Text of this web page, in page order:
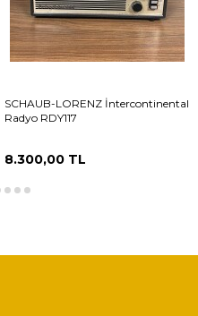
SCHAUB-LORENZ İntercontinental
Radyo RDY117
8.300,00TL